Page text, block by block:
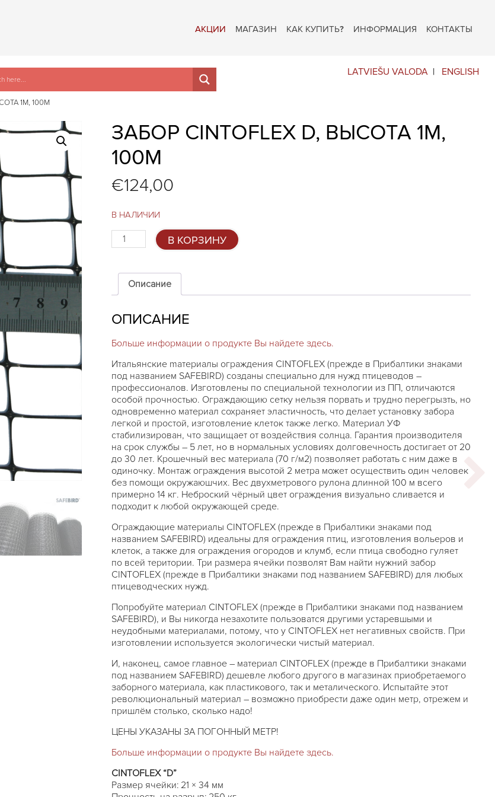
АКЦИИ МАГАЗИН КАК КУПИТЬ? ИНФОРМАЦИЯ КОНТАКТЫ
LATVIEŠU VALODA ENGLISH
1М, 100М
ЗАБОР CINTOFLEX D, ВЫСОТА 1М,
100М
€124,00
В НАЛИЧИИ
Количество
товара
CINTOFLEX
высота
100м
В КОРЗИНУ
Описание
ОПИСАНИЕ
Больше информации о продукте Вы найдете здесь.
Итальянские mатериалы ограждения CINTOFLEX (прежде в Прибалтики знаками
под названием SAFEBIRD) созданы специально для нужд птицеводов –
профессионалов. Изготовлены по специальной технологии из ПП, отличаются
особой прочностью. Ограждающию сетку нельзя порвать и трудно перегрызть, но
одновременно материал сохраняет эластичность, что делает установку забора
легкой и простой, изготовление клеток также легко. Материал УФ
стабилизирован, что защищает от воздействия солнца. Гарантия производителя
на срок службы – 5 лет, но в нормальных условиях долговечность достигает от 20
до 30 лет. Крошечный вес материала (70 г/м2) позволяет работать с ним даже в
одиночку. Монтаж ограждения высотой 2 метра может осуществить один человек
без помощи окружаюшчих. Вес двухметрового рулона длинной 100 м всего
примерно 14 кг. Неброский чёрный цвет ограждения визуально сливается и
подходит к любой окружающей среде.
Ограждающие материалы CINTOFLEX (прежде в Прибалтики знаками под
названием SAFEBIRD) идеальны для ограждения птиц, изготовления вольеров и
клеток, а также для ограждения огородов и клумб, если птица свободно гуляет
по всей територии. Три размера ячейки позволят Вам найти нужний забор
CINTOFLEX (прежде в Прибалтики знаками под названием SAFEBIRD) для любых
птицеводческих нужд.
Попробуйте материал CINTOFLEX (прежде в Прибалтики знаками под названием
SAFEBIRD), и Вы никогда незахотите пользоватся другими устаревшыми и
неудобными материалами, потому, что у CINTOFLEX нет негативных свойств. При
изготовлении используется экологически чистый материал.
И, наконец, самое главное – материал CINTOFLEX (прежде в Прибалтики знаками
под названием SAFEBIRD) дешевле любого другого в магазинах приобретаемого
заборного материала, как пластикового, так и металического. Испытайте этот
революциональный материал – возможно приобрести даже один метр, отрежем и
пришлём столько, сколько надо!
ЦЕНЫ УКАЗАНЫ ЗА ПОГОННЫЙ МЕТР!
Больше информации о продукте Вы найдете здесь.
CINTOFLEX “D”
Размер ячейки: 21 × 34 мм